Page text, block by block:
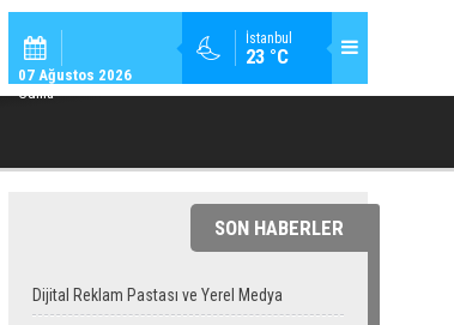
İstanbul
23 °C
07 Ağustos 2026
Cuma
YAD’DAN YENIDEN ALEVLENEN “ÇÖZÜM SÜRECI”NE ÇOK SERT
SON HABERLER
Dijital Reklam Pastası ve Yerel Medya